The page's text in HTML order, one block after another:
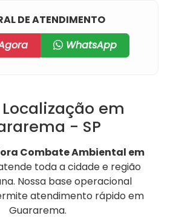
DE ATENDIMENTO
WhatsApp
Localização em
- SP
Combate Ambiental em
toda a cidade e região
Nossa base operacional
atendimento rápido em
Guararema.